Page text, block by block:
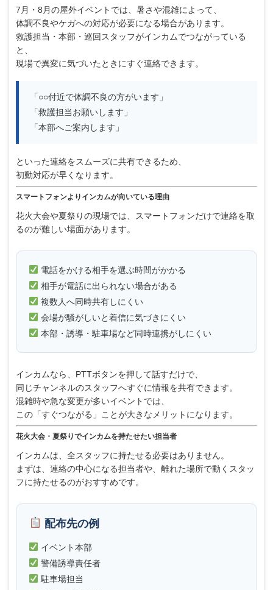
7月・8月の屋外イベントでは、暑さや混雑によって、
体調不良やケガへの対応が必要になる場合があります。
救護担当・本部・巡回スタッフがインカムでつながっている
と、
現場で異変に気づいたときにすぐ連絡できます。
「○○付近で体調不良の方がいます」
「救護担当お願いします」
「本部へご案内します」
といった連絡をスムーズに共有できるため、
初動対応が早くなります。
スマートフォンよりインカムが向いている理由
花火大会や夏祭りの現場では、スマートフォンだけで連絡を取
るのが難しい場面があります。
電話をかける相手を選ぶ時間がかかる
相手が電話に出られない場合がある
複数人へ同時共有しにくい
会場が騒がしいと着信に気づきにくい
本部・誘導・駐車場など同時連携がしにくい
インカムなら、PTTボタンを押して話すだけで、
同じチャンネルのスタッフへすぐに情報を共有できます。
混雑時や急な変更が多いイベントでは、
この「すぐつながる」ことが大きなメリットになります。
花火大会・夏祭りでインカムを持たせたい担当者
インカムは、全スタッフに持たせる必要はありません。
まずは、連絡の中心になる担当者や、離れた場所で動くスタッ
フに持たせるのがおすすめです。
配布先の例
イベント本部
警備誘導責任者
駐車場担当